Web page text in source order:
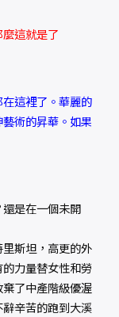
這就是了
這裡了。華麗的
術的昇華。如果
是在一個未開
斯坦，高更的外
力量替女性和勞
了中產階級優渥
辛苦的跑到大溪